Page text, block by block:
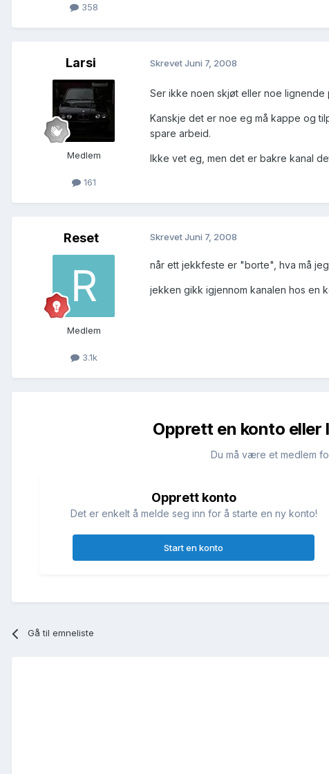
358
Larsi
Medlem
161
SkrevetJuni 7, 2008
Ser ikke noen skjøt eller noe lignende
Kanskje det er noe eg må kappe og
spare arbeid.
Ikke vet eg, men det er bakre kanal
Reset
Medlem
3.1k
SkrevetJuni 7, 2008
når ett jekkfeste er "borte", hva må
jekken gikk igjennom kanalen hos en
Opprett en konto eller
Du må være et medlem
Opprett konto
Det er enkelt å melde seg inn for å starte en ny konto!
Start en konto
Gå til emneliste